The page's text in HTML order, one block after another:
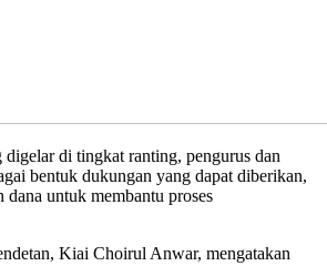
digelar di tingkat ranting, pengurus dan
bentuk dukungan yang dapat diberikan,
dana untuk membantu proses
Kiai Choirul Anwar, mengatakan